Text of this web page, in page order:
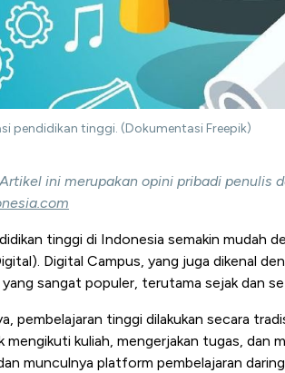
pendidikan tinggi. (Dokumentasi Freepik)
Artikel ini merupakan opini pribadi penulis
tinggi di Indonesia semakin mudah
Digital Campus, yang juga dikenal
sangat populer, terutama sejak dan
pembelajaran tinggi dilakukan secara
mengikuti kuliah, mengerjakan tugas, dan
munculnya platform pembelajaran